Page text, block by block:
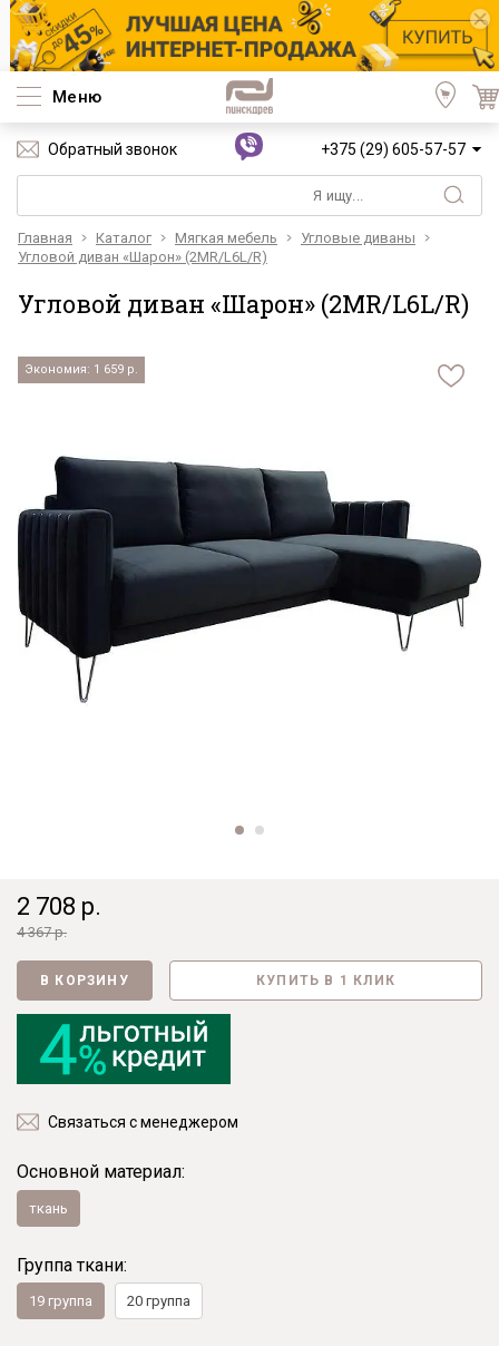
Меню
Обратный звонок +375 (29) 605-57-57
Главная Каталог Мягкая мебель
Угловые диваны
Угловой диван «Шарон» (2MR/L6L/R)
Угловой диван «Шарон» (2MR/L6L/R)
Экономия: 1 659 р.
2 708 р.
4 367 р.
В КОРЗИНУ КУПИТЬ В 1 КЛИК
Связаться с менеджером
Основной материал:
ткань
Группа ткани:
19 группа 20 группа